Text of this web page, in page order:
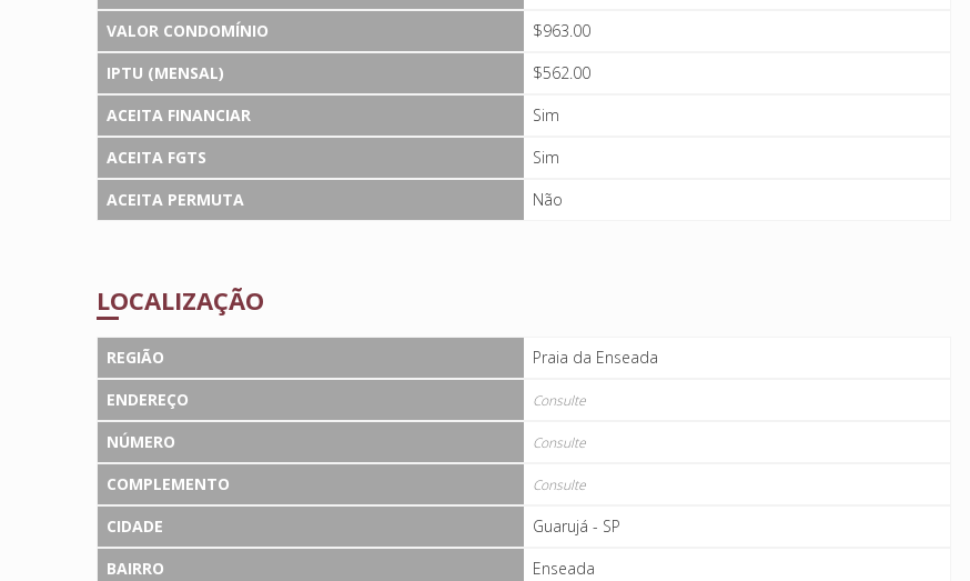
VALOR CONDOMÍNIO
$963.00
IPTU (MENSAL)
$562.00
ACEITA FINANCIAR
Sim
ACEITA FGTS
Sim
ACEITA PERMUTA
Não
LOCALIZAÇÃO
REGIÃO
Praia da Enseada
ENDEREÇO
Consulte
NÚMERO Consulte
COMPLEMENTO Consulte
CIDADE
Guarujá - SP
BAIRRO
Enseada